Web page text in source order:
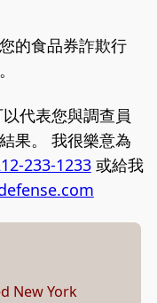
的食品券詐欺行
代表您與調查員
果。 我很樂意為
233-1233或給我
New York